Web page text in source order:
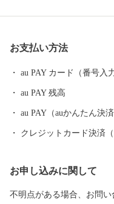
のどかな村で、「日本で最
お支払い方法
au PAY カード（番号入
au PAY 残高
au PAY（auかんたん決
クレジットカード決済（
お申し込みに関して
不明点がある場合、お問